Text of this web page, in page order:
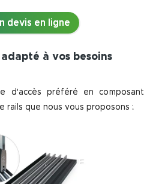
devis en ligne
à vos besoins
d'accès préféré en composant
rails que nous vous proposons :